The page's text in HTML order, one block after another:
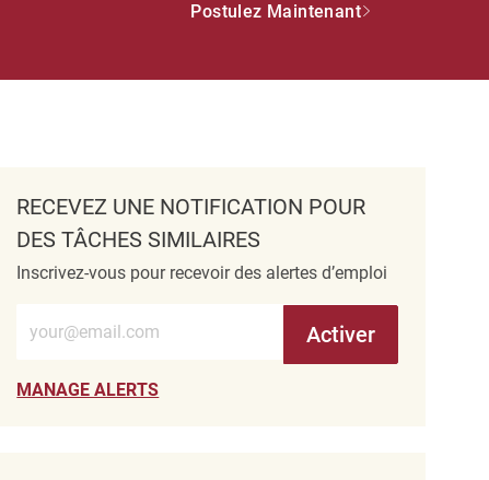
Postulez Maintenant
RECEVEZ UNE NOTIFICATION POUR
DES TÂCHES SIMILAIRES
Inscrivez-vous pour recevoir des alertes d’emploi
Entrez l’adresse e-mail (obligatoire)
Activer
MANAGE ALERTS